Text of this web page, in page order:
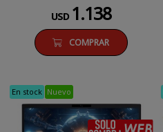
USD 1.138
COMPRAR
En stock Nuevo